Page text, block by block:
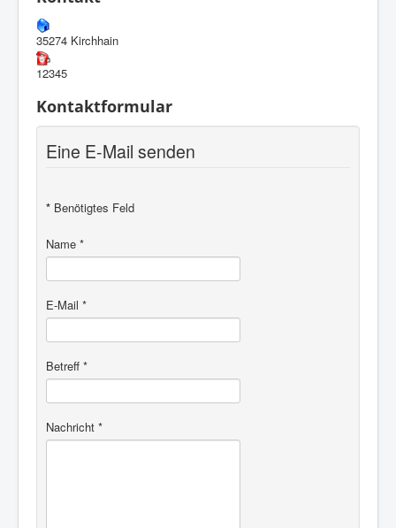
35274 Kirchhain
12345
Kontaktformular
Eine E-Mail senden
* Benötigtes Feld
Name *
E-Mail *
Betreff *
Nachricht *